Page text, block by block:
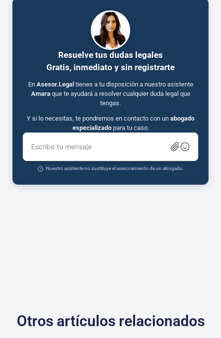
Resuelve tus dudas legales
Gratis, inmediato y sin registrarte
En Asesor.Legal tienes a tu disposición a nuestro asistente
Amaraque te ayudará a resolver cualquier duda legal que
tengas.
Y si lo necesitas, te pondremos en contacto con un abogado
especializadopara tu caso.
Escribe tu mensaje
Nuestro asistente no sustituye el asesoramiento de un abogado.
Otros artículos relacionados